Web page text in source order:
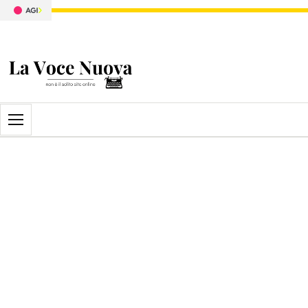
Apri il menu